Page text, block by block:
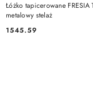
Łóżko tapicerowane FRESIA
metalowy stelaż
Cena:
1545.59